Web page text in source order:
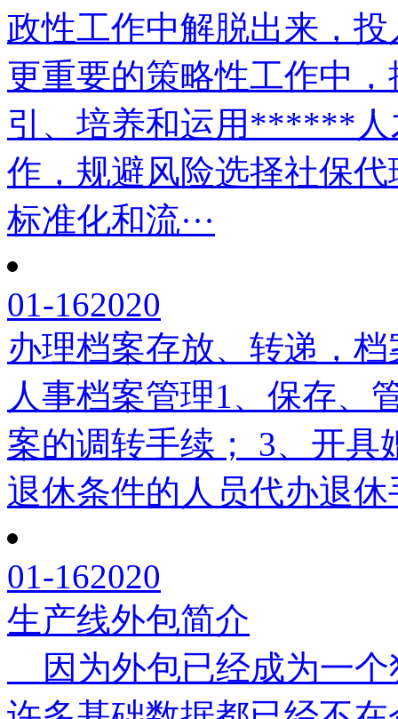
政性工作中解脱出来，
更重要的策略性工作中
引、培养和运用******人
作，规避风险选择社保
标准化和流···
01-162020
办理档案存放、转递，
人事档案管理1、保存、
案的调转手续； 3、开具
退休条件的人员代办退休
01-162020
生产线外包简介
因为外包已经成为一个